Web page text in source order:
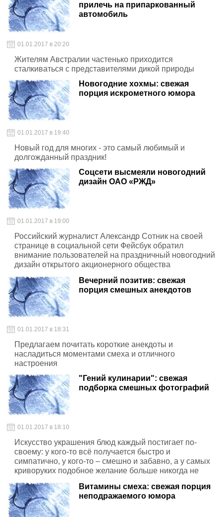
прилечь на припаркованный
автомобиль
01.01.2017 в 20:20
Жителям Австралии частенько приходится
сталкиваться с представителями дикой природы
Новогодние хохмы: свежая
порция искрометного юмора
01.01.2017 в 19:40
Новый год для многих - это самый любимый и
долгожданный праздник!
Соцсети высмеяли новогодний
дизайн ОАО «РЖД»
01.01.2017 в 19:00
Российский журналист Александр Сотник на своей
странице в социальной сети Фейсбук обратил
внимание пользователей на праздничный новогодний
дизайн открытого акционерного общества
Вечерний позитив: свежая
порция смешных анекдотов
01.01.2017 в 18:31
Предлагаем почитать короткие анекдоты и
насладиться моментами смеха и отличного
настроения
"Гений кулинарии": свежая
подборка смешных фотографий
01.01.2017 в 18:10
Искусство украшения блюд каждый постигает по-
своему: у кого-то всё получается быстро и
симпатично, у кого-то – смешно и забавно, а у самых
криворуких подобное желание больше никогда не
Витамины смеха: свежая порция
неподражаемого юмора